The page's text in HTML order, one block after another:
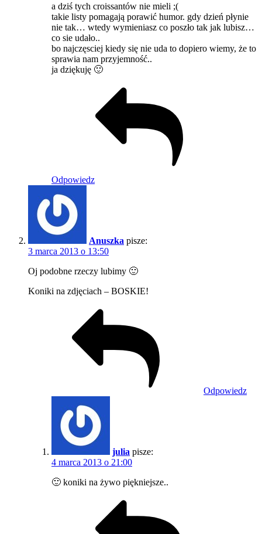
a dziś tych croissantów nie mieli ;(
takie listy pomagają porawić humor. gdy dzień płynie
nie tak… wtedy wymieniasz co poszło tak jak lubisz…
co sie udało..
bo najczęsciej kiedy się nie uda to dopiero wiemy, że to
sprawia nam przyjemność..
ja dziękuję 🙂
Odpowiedz
Anuszka pisze:
3 marca 2013 o 13:50
Oj podobne rzeczy lubimy 🙂
Koniki na zdjęciach – BOSKIE!
Odpowiedz
julia pisze:
4 marca 2013 o 21:00
🙂 koniki na żywo piękniejsze..